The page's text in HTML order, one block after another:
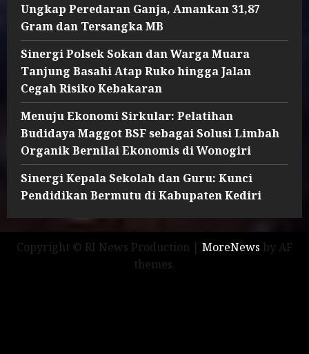
Ungkap Peredaran Ganja, Amankan 31,87
Gram dan Tersangka MB
Sinergi Polsek Sokan dan Warga Muara
Tanjung Basahi Atap Ruko hingga Jalan
Cegah Risiko Kebakaran
Menuju Ekonomi Sirkular: Pelatihan
Budidaya Maggot BSF sebagai Solusi Limbah
Organik Bernilai Ekonomis di Wonogiri
Sinergi Kepala Sekolah dan Guru: Kunci
Pendidikan Bermutu di Kabupaten Kediri
Copyright © RI News Production | MoreNews by AF
themes.